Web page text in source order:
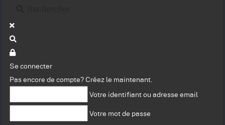
Se connecter
Pas encore de compte? Créez le maintenant.
Votre identifiant ou adresse email
Votre mot de passe